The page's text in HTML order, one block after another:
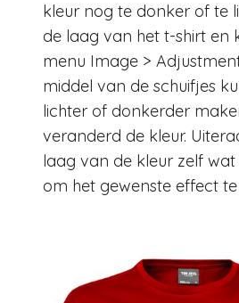
kleur nog te donker of te
de laag van het t-shirt en
menu Image >
middel van de schuifjes
lichter of donkerder
veranderd de kleur.
laag van de kleur zelf
om het gewenste effect